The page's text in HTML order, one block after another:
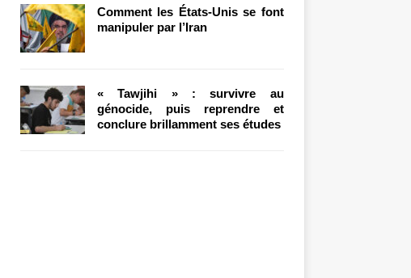
Comment les États-Unis se font
manipuler par l’Iran
« Tawjihi » : survivre au
génocide, puis reprendre et
conclure brillamment ses études